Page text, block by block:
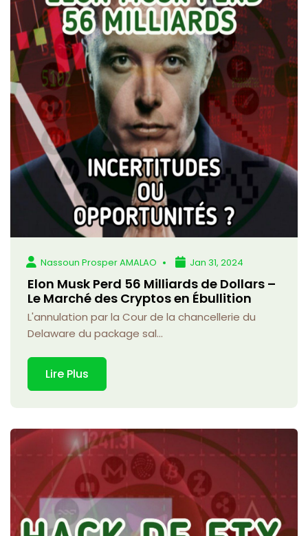
Nassoun Prosper AMALAO Jan 31, 2024
Elon Musk Perd 56 Milliards de Dollars –
Le Marché des Cryptos en Ébullition
L'annulation par la Cour de la chancellerie du
Delaware du package sal...
Lire Plus